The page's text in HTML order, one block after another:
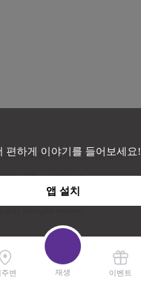
편하게 이야기를 들어보세요!
앱 설치
리방침위치기반서비스 이용약관
도 원주시 세계로 10
50707 TEL : 033-738-3000
변 재생 이벤트